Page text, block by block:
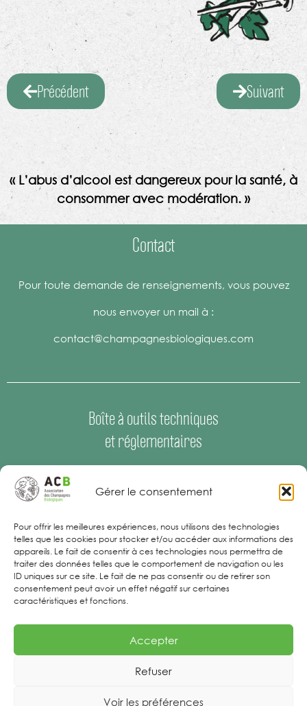
Gérer le consentement
Pour offrir les meilleures expériences, nous utilisons des technologies
telles que les cookies pour stocker et/ou accéder aux informations des
appareils. Le fait de consentir à ces technologies nous permettra de
traiter des données telles que le comportement de navigation ou les
ID uniques sur ce site. Le fait de ne pas consentir ou de retirer son
consentement peut avoir un effet négatif sur certaines
caractéristiques et fonctions.
Accepter
Refuser
Voir les préférences
Précédent Suivant
« L’abus d’alcool est dangereux pour la santé, à
consommer avec modération. »
Contact
Pour toute demande de renseignements, vous pouvez
nous envoyer un mail à :
contact@champagnesbiologiques.com
Boîte à outils techniques
et réglementaires
Espace Presse